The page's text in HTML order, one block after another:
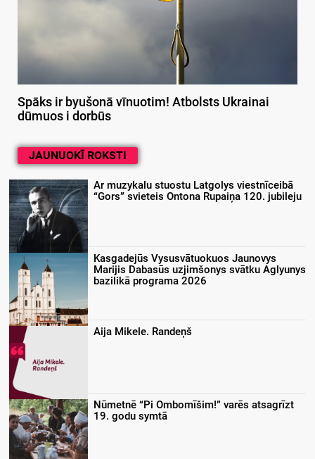
Spāks ir byušonā vīnuotim! Atbolsts Ukrainai
dūmuos i dorbūs
JAUNUOKĪ ROKSTI
Ar muzykalu stuostu Latgolys viestnīceibā
“Gors” svieteis Ontona Rupaiņa 120. jubileju
Kasgadejūs Vysusvātuokuos Jaunovys
Marijis Dabasūs uzjimšonys svātku Aglyunys
bazilikā programa 2026
Aija Mikele. Randeņš
Nūmetnē “Pi Ombomīšim!” varēs atsagrīzt
19. godu symtā